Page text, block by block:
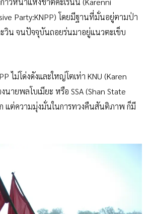
Party:KNPP) โดยมีฐานที่มั่นอยู่ตามป่า
วิน จนปัจจุบันถอยร่นมาอยู่แนวตะเข็บ
ไม่โด่งดังและใหญ่โตเท่า KNU (Karen
นายพลโบเมียะ หรือ SSA (Shan State
ก แต่ความมุ่งมั่นในการทวงคืนสันติภาพ ก็มี